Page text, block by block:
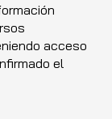
acceso
el